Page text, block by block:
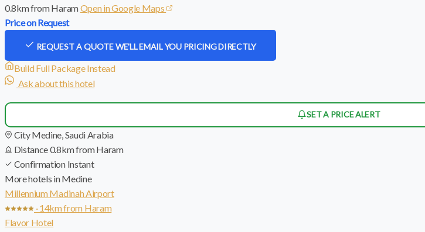
0.8km from HaramOpen in Google Maps
Price on Request
REQUEST A QUOTEWE'LL EMAIL YOU PRICING DIRECTLY
Build Full Package Instead
Ask about this hotel
SET A PRICE ALERT
CityMedine, Saudi Arabia
Distance0.8km from Haram
Confirmation Instant
More hotels in Medine
Millennium Madinah Airport
· 14km from Haram
Flavor Hotel